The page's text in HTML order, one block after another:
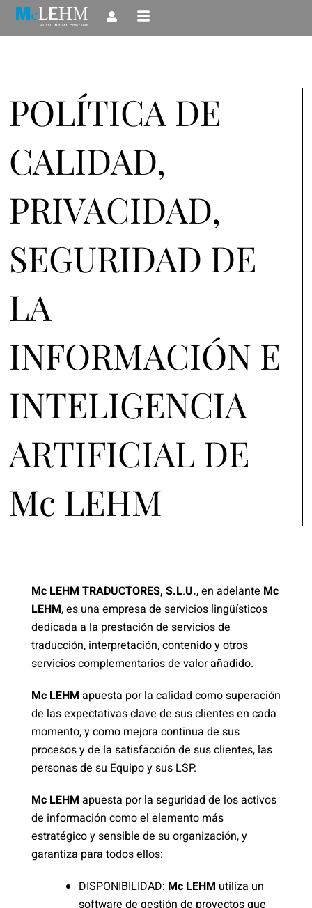
POLÍTICA DE
CALIDAD,
PRIVACIDAD,
SEGURIDAD DE
LA
INFORMACIÓN E
INTELIGENCIA
ARTIFICIAL DE
Mc LEHM
Mc LEHM TRADUCTORES, S.L.U., en adelante Mc
LEHM, es una empresa de servicios lingüísticos
dedicada a la prestación de servicios de
traducción, interpretación, contenido y otros
servicios complementarios de valor añadido.
Mc LEHM apuesta por la calidad como superación
de las expectativas clave de sus clientes en cada
momento, y como mejora continua de sus
procesos y de la satisfacción de sus clientes, las
personas de su Equipo y sus LSP.
Mc LEHM apuesta por la seguridad de los activos
de información como el elemento más
estratégico y sensible de su organización, y
garantiza para todos ellos:
DISPONIBILIDAD: Mc LEHM utiliza un
software de gestión de proyectos que